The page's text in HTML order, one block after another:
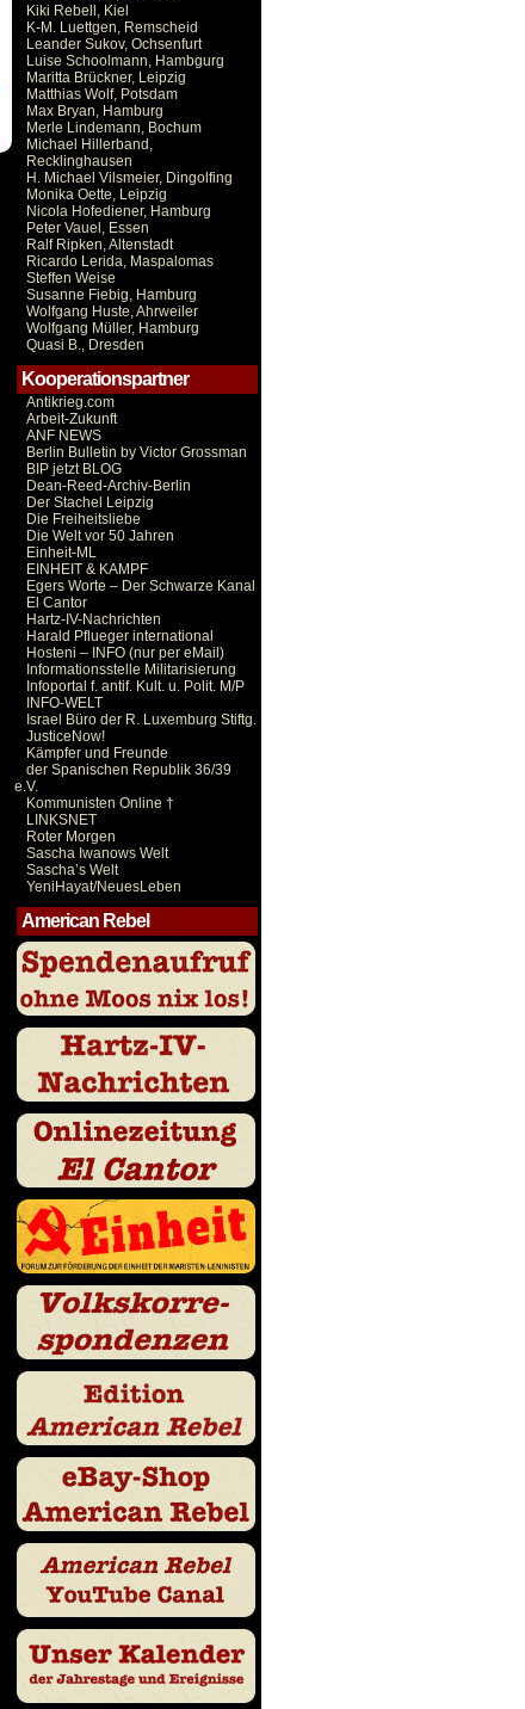
Kiki Rebell, Kiel
K-M. Luettgen, Remscheid
Leander Sukov, Ochsenfurt
Luise Schoolmann, Hambgurg
Maritta Brückner, Leipzig
Matthias Wolf, Potsdam
Max Bryan, Hamburg
Merle Lindemann, Bochum
Michael Hillerband,
Recklinghausen
H. Michael Vilsmeier, Dingolfing
Monika Oette, Leipzig
Nicola Hofediener, Hamburg
Peter Vauel, Essen
Ralf Ripken, Altenstadt
Ricardo Lerida, Maspalomas
Steffen Weise
Susanne Fiebig, Hamburg
Wolfgang Huste, Ahrweiler
Wolfgang Müller, Hamburg
Quasi B., Dresden
Kooperationspartner
Antikrieg.com
Arbeit-Zukunft
ANF NEWS
Berlin Bulletin by Victor Grossman
BIP jetzt BLOG
Dean-Reed-Archiv-Berlin
Der Stachel Leipzig
Die Freiheitsliebe
Die Welt vor 50 Jahren
Einheit-ML
EINHEIT & KAMPF
Egers Worte – Der Schwarze Kanal
El Cantor
Hartz-IV-Nachrichten
Harald Pflueger international
Hosteni – INFO (nur per eMail)
Informationsstelle Militarisierung
Infoportal f. antif. Kult. u. Polit. M/P
INFO-WELT
Israel Büro der R. Luxemburg Stiftg.
JusticeNow!
Kämpfer und Freunde
der Spanischen Republik 36/39
e.V.
Kommunisten Online †
LINKSNET
Roter Morgen
Sascha Iwanows Welt
Sascha’s Welt
YeniHayat/NeuesLeben
American Rebel